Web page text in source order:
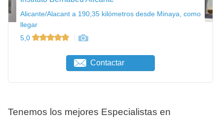
Alicante/Alacant a 190,35 kilómetros desde Minaya, como
llegar
5,0
Contactar
Tenemos los mejores Especialistas en